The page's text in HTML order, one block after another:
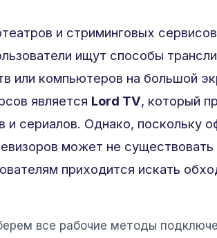
и стриминговых
ищут способы
или компьютеров на большой
является Lord TV, который
сериалов. Однако, поскольку
может не существовать
приходится искать
все рабочие методы